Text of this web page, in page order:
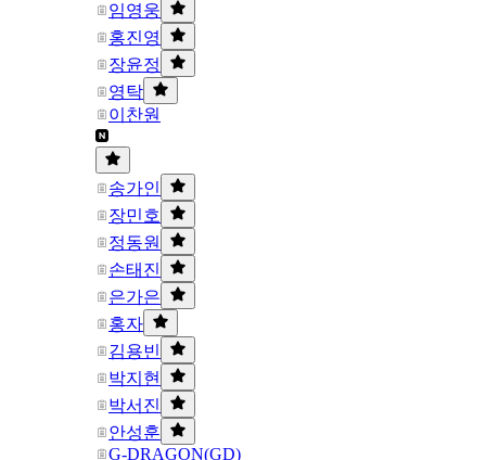
임영웅
홍진영
장윤정
영탁
이찬원
송가인
장민호
정동원
손태진
은가은
홍자
김용빈
박지현
박서진
안성훈
G-DRAGON(GD)